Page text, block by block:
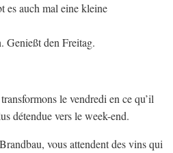
auch mal eine kleine
Genießt den Freitag.
le vendredi en ce qu’il
détendue vers le week-end.
vous attendent des vins qui